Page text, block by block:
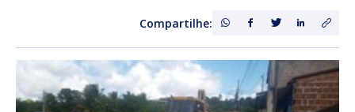
Compartilhe: